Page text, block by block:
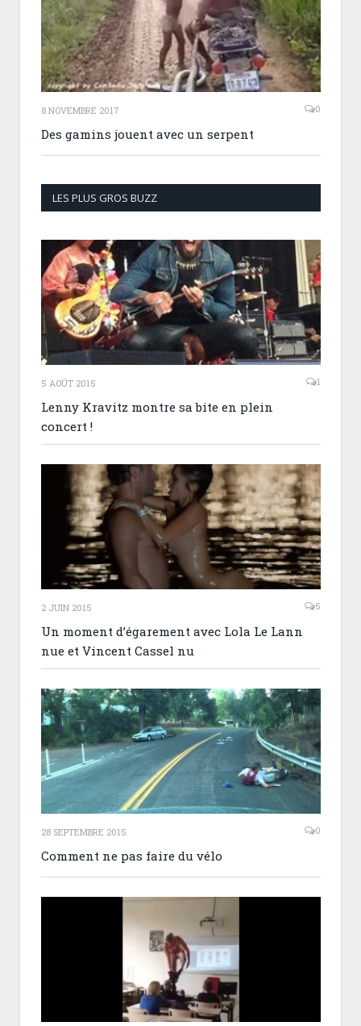
8 NOVEMBRE 2017 0
Des gamins jouent avec un serpent
LES PLUS GROS BUZZ
5 AOÛT 2015 1
Lenny Kravitz montre sa bite en plein
concert !
2 JUIN 2015 5
Un moment d’égarement avec Lola Le Lann
nue et Vincent Cassel nu
28 SEPTEMBRE 2015 0
Comment ne pas faire du vélo